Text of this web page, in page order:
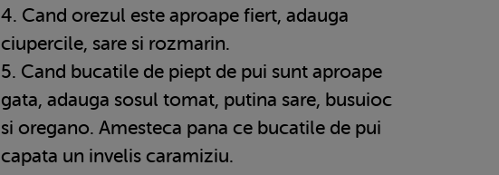
4. Cand orezul este aproape fiert, adauga
ciupercile, sare si rozmarin.
5. Cand bucatile de piept de pui sunt aproape
gata, adauga sosul tomat, putina sare, busuioc
si oregano. Amesteca pana ce bucatile de pui
capata un invelis caramiziu.